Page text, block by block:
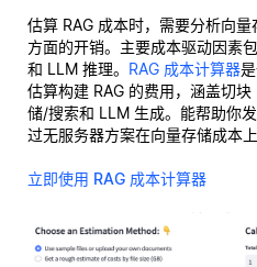
估算 RAG 成本时，需要分析向
方面的开销。主要成本驱动因素
和 LLM 推理。 RAG 成本计算器
估算构建 RAG 的费用，涵盖切
储/搜索和 LLM 生成。能帮助你
过无服务器方案在向量存储成本
立即使用 RAG 成本计算器